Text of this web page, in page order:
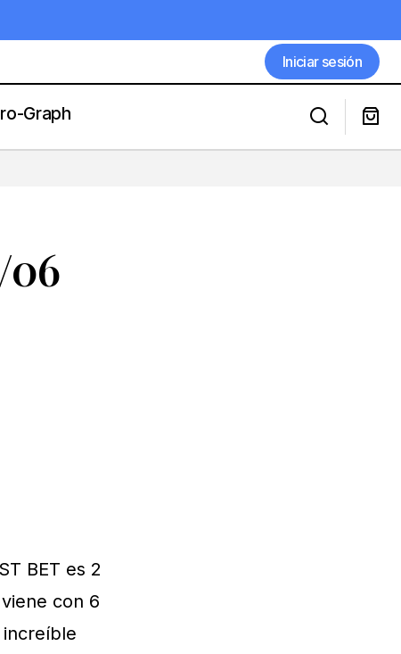
Iniciar sesión
Iniciar sesión
Graph
06
BET es 2
con 6